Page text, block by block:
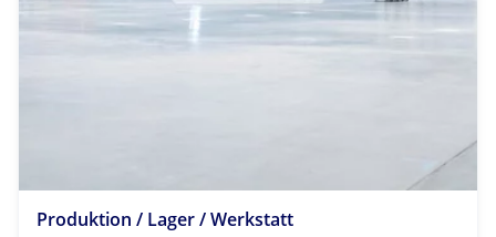
Produktion / Lager / Werkstatt